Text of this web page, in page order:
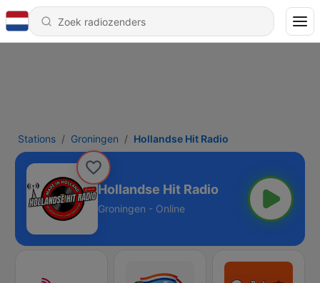
Stations Groningen Hollandse Hit Radio
Hollandse Hit Radio
Groningen - Online